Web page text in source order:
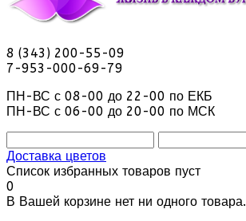
8 (343) 200-55-09
7-953-000-69-79
ПН-ВС с 08-00 до 22-00 по ЕКБ
ПН-ВС с 06-00 до 20-00 по МСК
Доставка цветов
Список избранных товаров пуст
0
В Вашей корзине нет ни одного товара.